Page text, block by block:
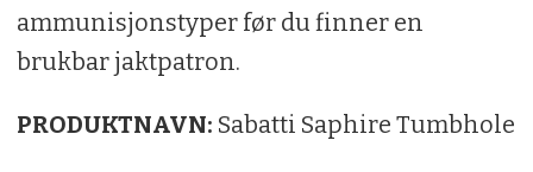
ammunisjonstyper før du finner en
brukbar jaktpatron.
PRODUKTNAVN: Sabatti Saphire Tumbhole